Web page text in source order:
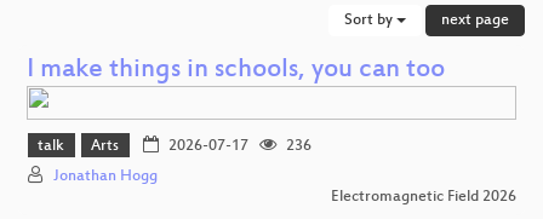
Sort by next page
I make things in schools, you can too
talk Arts 2026-07-17
236
Jonathan Hogg
Electromagnetic Field 2026